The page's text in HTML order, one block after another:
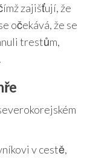
zajišťují, že
očekává, že se
trestům,
v cestě,